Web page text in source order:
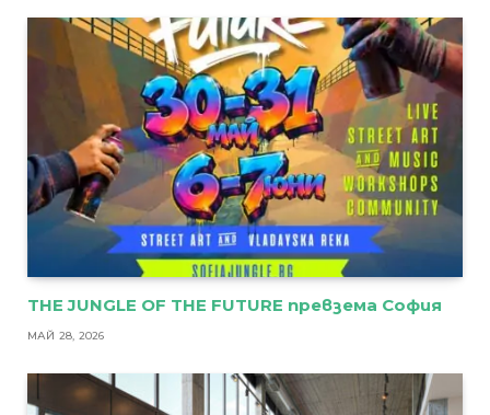
THE JUNGLE OF THE FUTURE превзема София
МАЙ 28, 2026